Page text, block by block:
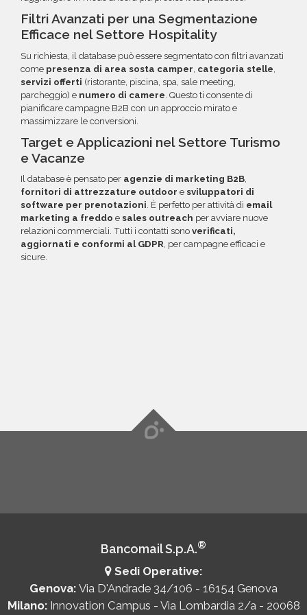
Filtri Avanzati per una Segmentazione
Efficace nel Settore Hospitality
Su richiesta, il database può essere segmentato con filtri avanzati
come presenza di area sosta camper categoria stelle
servizi offerti (ristorante, piscina, spa, sale meeting,
parcheggio) e numero di camere . Questo ti consente di
pianificare campagne B2B con un approccio mirato e
massimizzare le conversioni.
Target e Applicazioni nel Settore Turismo
e Vacanze
Il database è pensato per agenzie di marketing B2B,
fornitori di attrezzature outdoor e sviluppatori di
software per prenotazioni. È perfetto per attività di email
marketing a freddo e sales outreach per avviare nuove
relazioni commerciali. Tutti i contatti sono verificati,
aggiornati e conformi al GDPR, per campagne efficaci e
sicure.
Bancomail S.p.A.®
Sedi Operative:
Genova: Via D'Andrade 34/106 - 16154 Genova
Milano: Innovation Campus - Via Lombardia 2/a - 20068